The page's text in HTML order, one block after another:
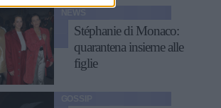
Stéphanie di Monaco:
quarantena insieme alle
figlie